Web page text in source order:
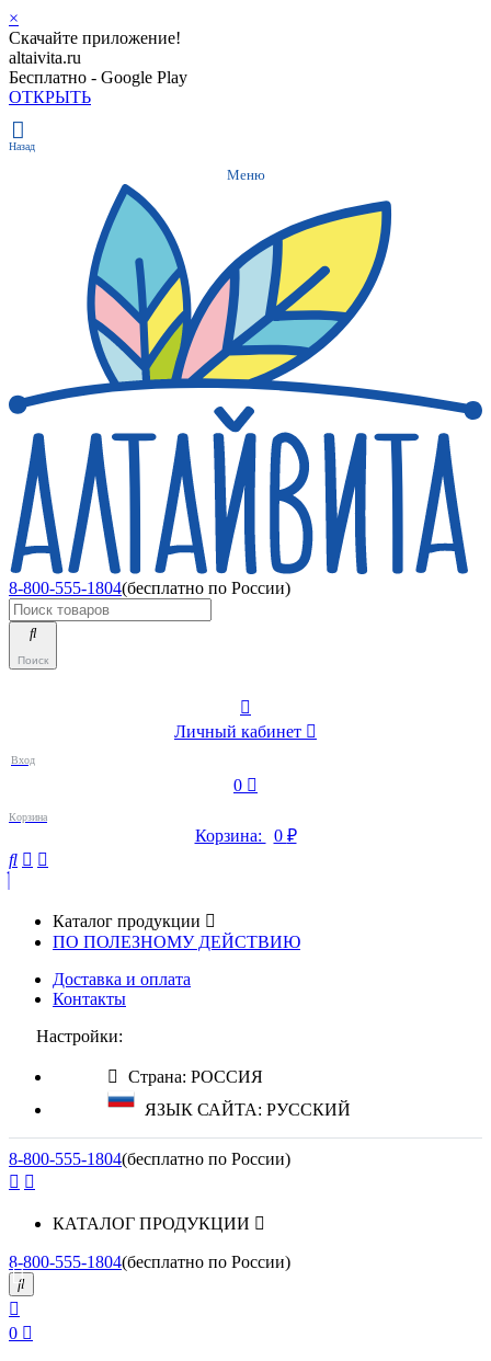
×
Скачайте приложение!
altaivita.ru
Бесплатно - Google Play
ОТКРЫТЬ
Назад
Меню
8-800-555-1804(бесплатно по России)
Поиск
Личный кабинет
Вход
0
Корзина
Корзина: 0 ₽
Каталог продукции
ПО ПОЛЕЗНОМУ ДЕЙСТВИЮ
Доставка и оплата
Контакты
Настройки:
Страна: РОССИЯ
ЯЗЫК САЙТА: РУССКИЙ
8-800-555-1804(бесплатно по России)
КАТАЛОГ ПРОДУКЦИИ
8-800-555-1804(бесплатно по России)
0